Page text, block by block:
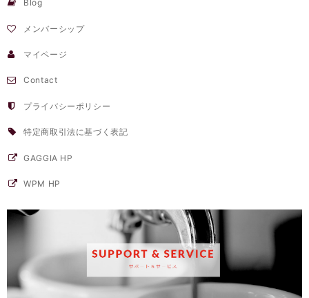
Blog
メンバーシップ
マイページ
Contact
プライバシーポリシー
特定商取引法に基づく表記
GAGGIA HP
WPM HP